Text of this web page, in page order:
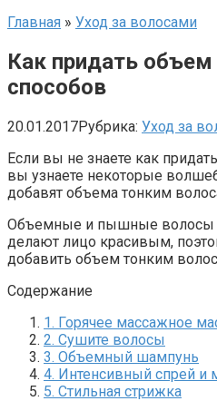
Главная » Уход за волосами
Как придать
способов
20.01.2017Рубрика: Уход за
Если вы не знаете как
вы узнаете некоторые
добавят объема тонким
Объемные и пышные волосы
делают лицо красивым,
добавить объем тонким
Содержание
1. Горячее массажное
2. Сушите волосы
3. Объемный шампунь
4. Интенсивный спрей и
5. Стильная стрижка